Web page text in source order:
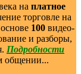
на платное
торговле на
100видео-
и разборы,
Подробности
общении...